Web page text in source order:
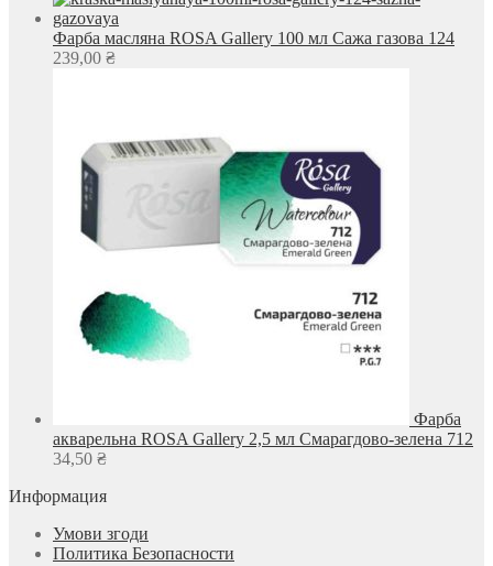
Фарба масляна ROSA Gallery 100 мл Сажа газова 124
239,00 ₴
Фарба
акварельна ROSA Gallery 2,5 мл Смарагдово-зелена 712
34,50 ₴
Информация
Умови згоди
Политика Безопасности